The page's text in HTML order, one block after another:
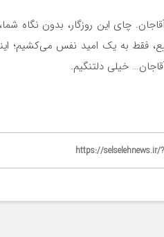
چای این روزگار، بدون نگاه
فقط به یک امید نفس می‌کشیم؛
خیلی دلتنگیم.
https://selselehnews.ir/